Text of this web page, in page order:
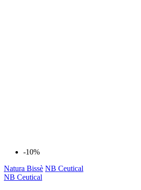
-10%
Natura Bissè NB Ceutical
NB Ceutical